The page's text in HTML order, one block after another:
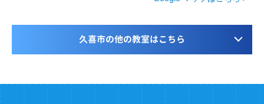
久喜市の他の教室はこちら